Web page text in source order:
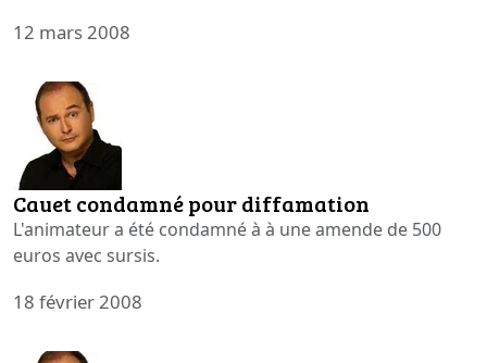
12 mars 2008
Cauet condamné pour diffamation
L'animateur a été condamné à à une amende de 500
euros avec sursis.
18 février 2008